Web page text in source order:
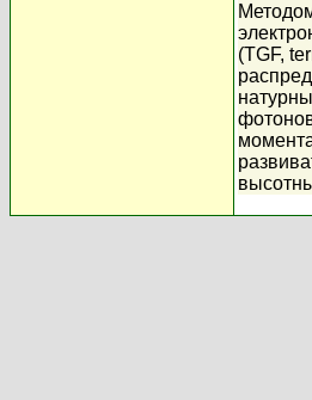
(TGF,